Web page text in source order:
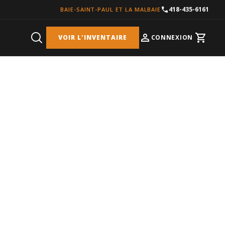
BAIE-SAINT-PAUL ET LA MALBAIE 418-435-6161
VOIR L'INVENTAIRE CONNEXION Cart